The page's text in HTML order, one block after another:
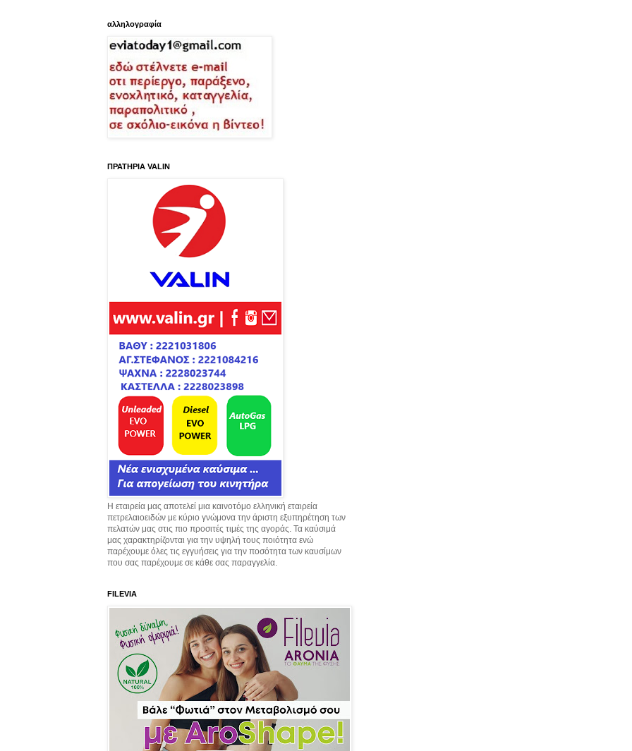
αλληλογραφία
ΠΡΑΤΗΡΙΑ VALIN
Η εταιρεία μας αποτελεί μια καινοτόμο ελληνική εταιρεία
πετρελαιοειδών με κύριο γνώμονα την άριστη εξυπηρέτηση των
πελατών μας στις πιο προσιτές τιμές της αγοράς. Τα καύσιμά
μας χαρακτηρίζονται για την υψηλή τους ποιότητα ενώ
παρέχουμε όλες τις εγγυήσεις για την ποσότητα των καυσίμων
που σας παρέχουμε σε κάθε σας παραγγελία.
FILEVIA